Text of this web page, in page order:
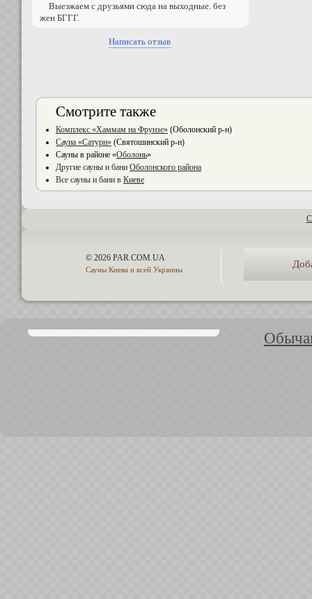
Выезжаем с друзьями сюда на выходные. без
жен БГГГ.
Написать отзыв
Смотрите также
Комплекс «Хаммам на Фрунзе» (Оболонский р-н)
Сауна «Сатурн» (Святошинский р-н)
Сауны в районе «Оболонь»
Другие сауны и бани Оболонского района
Все сауны и бани в Киеве
© 2026 PAR.COM.UA
Сауны Киева и всей Украины